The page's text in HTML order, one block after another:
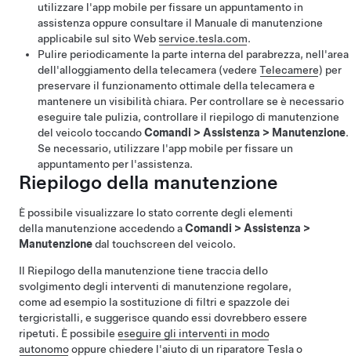
utilizzare l'app mobile per fissare un appuntamento in
assistenza oppure consultare il Manuale di manutenzione
applicabile sul sito Webservice.tesla.com.
Pulire periodicamente la parte interna del parabrezza, nell'area
dell'alloggiamento della telecamera (vedere Telecamere) per
preservare il funzionamento ottimale della telecamera e
mantenere un visibilità chiara. Per controllare se è necessario
eseguire tale pulizia, controllare il riepilogo di manutenzione
del veicolo toccandoComandi > Assistenza > Manutenzione.
Se necessario, utilizzare l'app mobile per fissare un
appuntamento per l'assistenza.
Riepilogo della manutenzione
È possibile visualizzare lo stato corrente degli elementi
della manutenzione accedendo aComandi > Assistenza >
Manutenzionedal touchscreen del veicolo.
Il Riepilogo della manutenzione tiene traccia dello
svolgimento degli interventi di manutenzione regolare,
come ad esempio la sostituzione di filtri e spazzole dei
tergicristalli, e suggerisce quando essi dovrebbero essere
ripetuti. È possibile eseguire gli interventi in modo
autonomooppure chiedere l'aiuto di un riparatore Tesla o